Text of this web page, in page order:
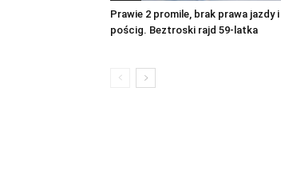
Prawie 2 promile, brak prawa jazdy i
pościg. Beztroski rajd 59-latka